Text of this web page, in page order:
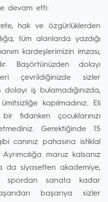
devam etti:
hak ve özgürlüklerden
tüm alanlarda yazdığı
kardeşlerimizin imzası,
Başörtünüzden dolayı
çevrildiğinizde sizler
dolayı iş bulamadığınızda,
kapılmadınız. Eli
fidanken çocuklarınızı
Gerektiğinde 15
canınız pahasına istiklal
maruz kalsanız
da siyasetten akademiye,
spordan sanata kadar
başarıya sizler